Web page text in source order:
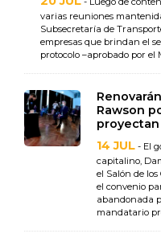
varias reuniones
Subsecretaría de
empresas que brindan el
protocolo –aprobado por el
Rawson
proyectan
14 JUL - El
capitalino,
el Salón de
el convenio
abandonada
mandatario